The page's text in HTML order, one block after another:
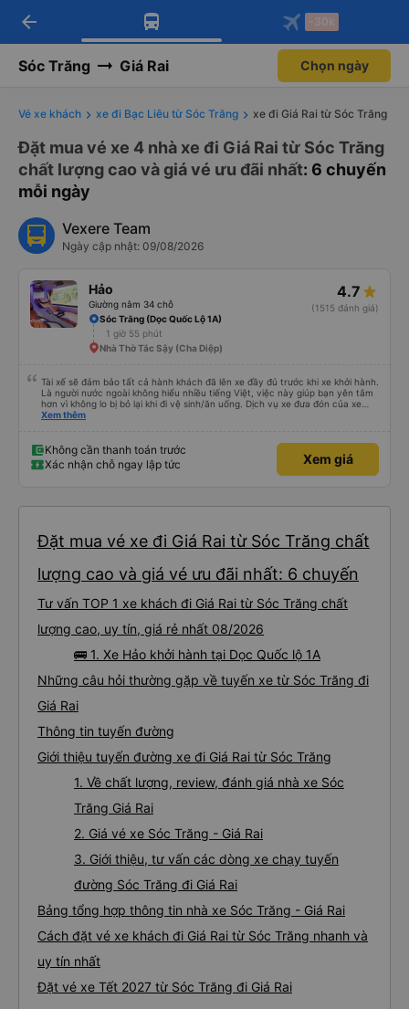
Tải app Vexere ngay!
Nhận ưu đãi thành viên độc
Mở app
Tải app Vexere
-30k/ghế khi đặt vé máy bay qua
Mở app
arrow_back -30k
Sóc Trăng Giá Rai Chọn ngày
Vé xe khách xe đi Bạc Liêu từ Sóc Trăng xe đi Giá Rai từ Sóc Trăng
Đặt mua vé xe 4 nhà xe đi Giá Rai từ Sóc Trăng
chất lượng cao và giá vé ưu đãi nhất: 6 chuyến
mỗi ngày
Vexere Team
Ngày cập nhật: 09/08/2026
Hảo
Giường nằm 34 chỗ
4.7
(1515 đánh giá)
Sóc Trăng (Dọc Quốc Lộ 1A)
1 giờ 55 phút
Nhà Thờ Tắc Sậy (Cha Diệp)
Tài xế sẽ đảm bảo tất cả hành khách đã lên xe đầy đủ trước khi xe khởi hành.
Là người nước ngoài không hiểu nhiều tiếng Việt, việc này giúp bạn yên tâm
hơn vì không lo bị bỏ lại khi đi vệ sinh/ăn uống. Dịch vụ xe đưa đón của xe
buýt Hảo cũng là một điểm cộng, đưa bạn từ bến xe đến chỗ ở MIỄN PHÍ!
Xem thêm
Không cần thanh toán trước
Xác nhận chỗ ngay lập tức
Xem giá
Đặt mua vé xe đi Giá Rai từ Sóc Trăng chất
lượng cao và giá vé ưu đãi nhất: 6 chuyến
Tư vấn TOP 1 xe khách đi Giá Rai từ Sóc Trăng chất
lượng cao, uy tín, giá rẻ nhất 08/2026
🚌 1. Xe Hảo khởi hành tại Dọc Quốc lộ 1A
Những câu hỏi thường gặp về tuyến xe từ Sóc Trăng đi
Giá Rai
Thông tin tuyến đường
Giới thiệu tuyến đường xe đi Giá Rai từ Sóc Trăng
1. Về chất lượng, review, đánh giá nhà xe Sóc
Trăng Giá Rai
2. Giá vé xe Sóc Trăng - Giá Rai
3. Giới thiệu, tư vấn các dòng xe chạy tuyến
đường Sóc Trăng đi Giá Rai
Bảng tổng hợp thông tin nhà xe Sóc Trăng - Giá Rai
Cách đặt vé xe khách đi Giá Rai từ Sóc Trăng nhanh và
uy tín nhất
Đặt vé xe Tết 2027 từ Sóc Trăng đi Giá Rai